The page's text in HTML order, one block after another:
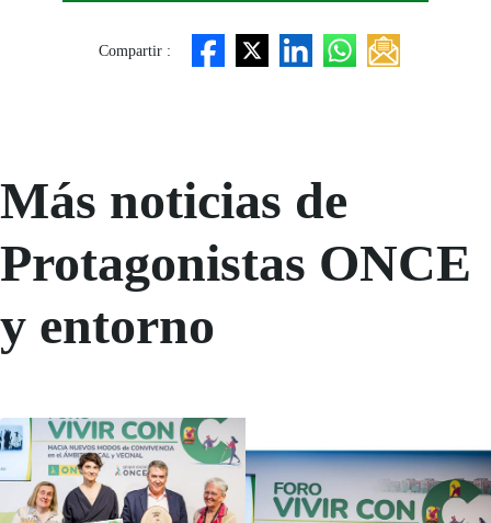
Compartir :
Más noticias de
Protagonistas ONCE
y entorno